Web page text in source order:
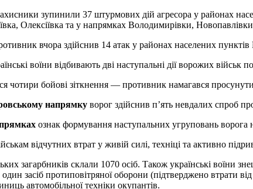
зупинили 37 штурмових дій агресора у районах
Олексіївка та у напрямках Володимирівки,
вчора здійснив 14 атак у районах населених
воїни відбивають дві наступальні дії ворожих військ
чотири бойові зіткнення — противник намагався
напрямку ворог здійснив п’ять невдалих спроб
ознак формування наступальних угруповань ворога
відчутних втрат у живій силі, техніці та активно
загарбників склали 1070 осіб. Також українські
засіб протиповітряної оборони (підтверджено втрати
автомобільної техніки окупантів.